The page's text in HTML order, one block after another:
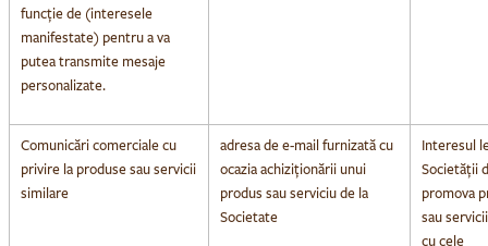
funcție de (interesele
manifestate) pentru a va
putea transmite mesaje
personalizate.
Comunicări comerciale cu
privire la produse sau servicii
similare
adresa de e-mail furnizată cu
ocazia achiziționării unui
produs sau serviciu de la
Societate
Interesul
Societății
promova
sau
cu cele